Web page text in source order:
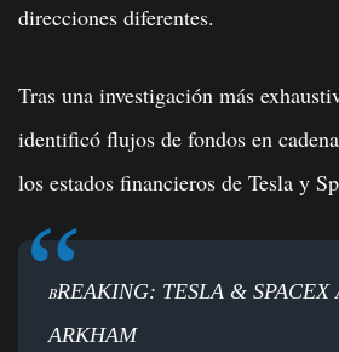
direcciones diferentes.
Tras una investigación más
identificó flujos de fondos en
los estados financieros de Tesla y
BREAKING: TESLA & SPACEX
ARKHAM